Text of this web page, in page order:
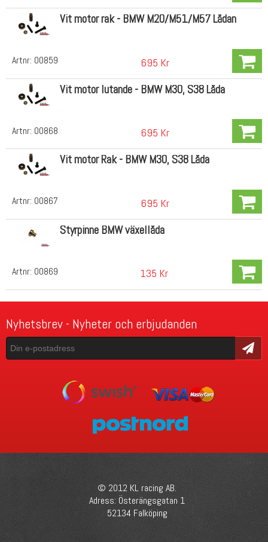
Artnr: 00859
Vit motor rak - BMW M20/M51/M57 Lådan
695 Kr
Artnr: 00868
Vit motor lutande - BMW M30, S38 Låda
695 Kr
Artnr: 00867
Vit motor Rak - BMW M30, S38 Låda
695 Kr
Artnr: 00869
Styrpinne BMW växellåda
135 Kr
Nyhetsbrev - Nyheter och erbjudanden
Skicka
© 2012 KL racing AB.
Adress: Österängsgatan 1
52134 Falköping